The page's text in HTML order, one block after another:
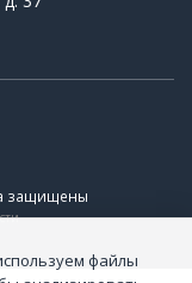
защищены
файлы